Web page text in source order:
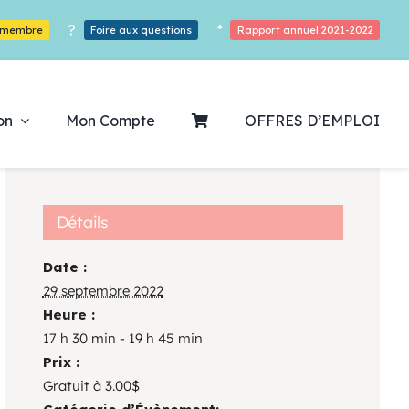
? Foire aux questions * Rapport annuel 2021-2022
notre
Des Heures De Plaisirs!
Mon Compte OFFRES D’EMPLOI
Détails
Date :
29 septembre 2022
Heure :
17 h 30 min - 19 h 45 min
Prix :
Gratuit à 3.00$